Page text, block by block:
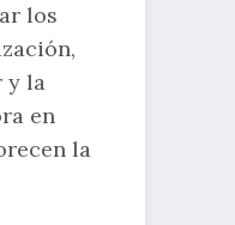
los
y la
en
la